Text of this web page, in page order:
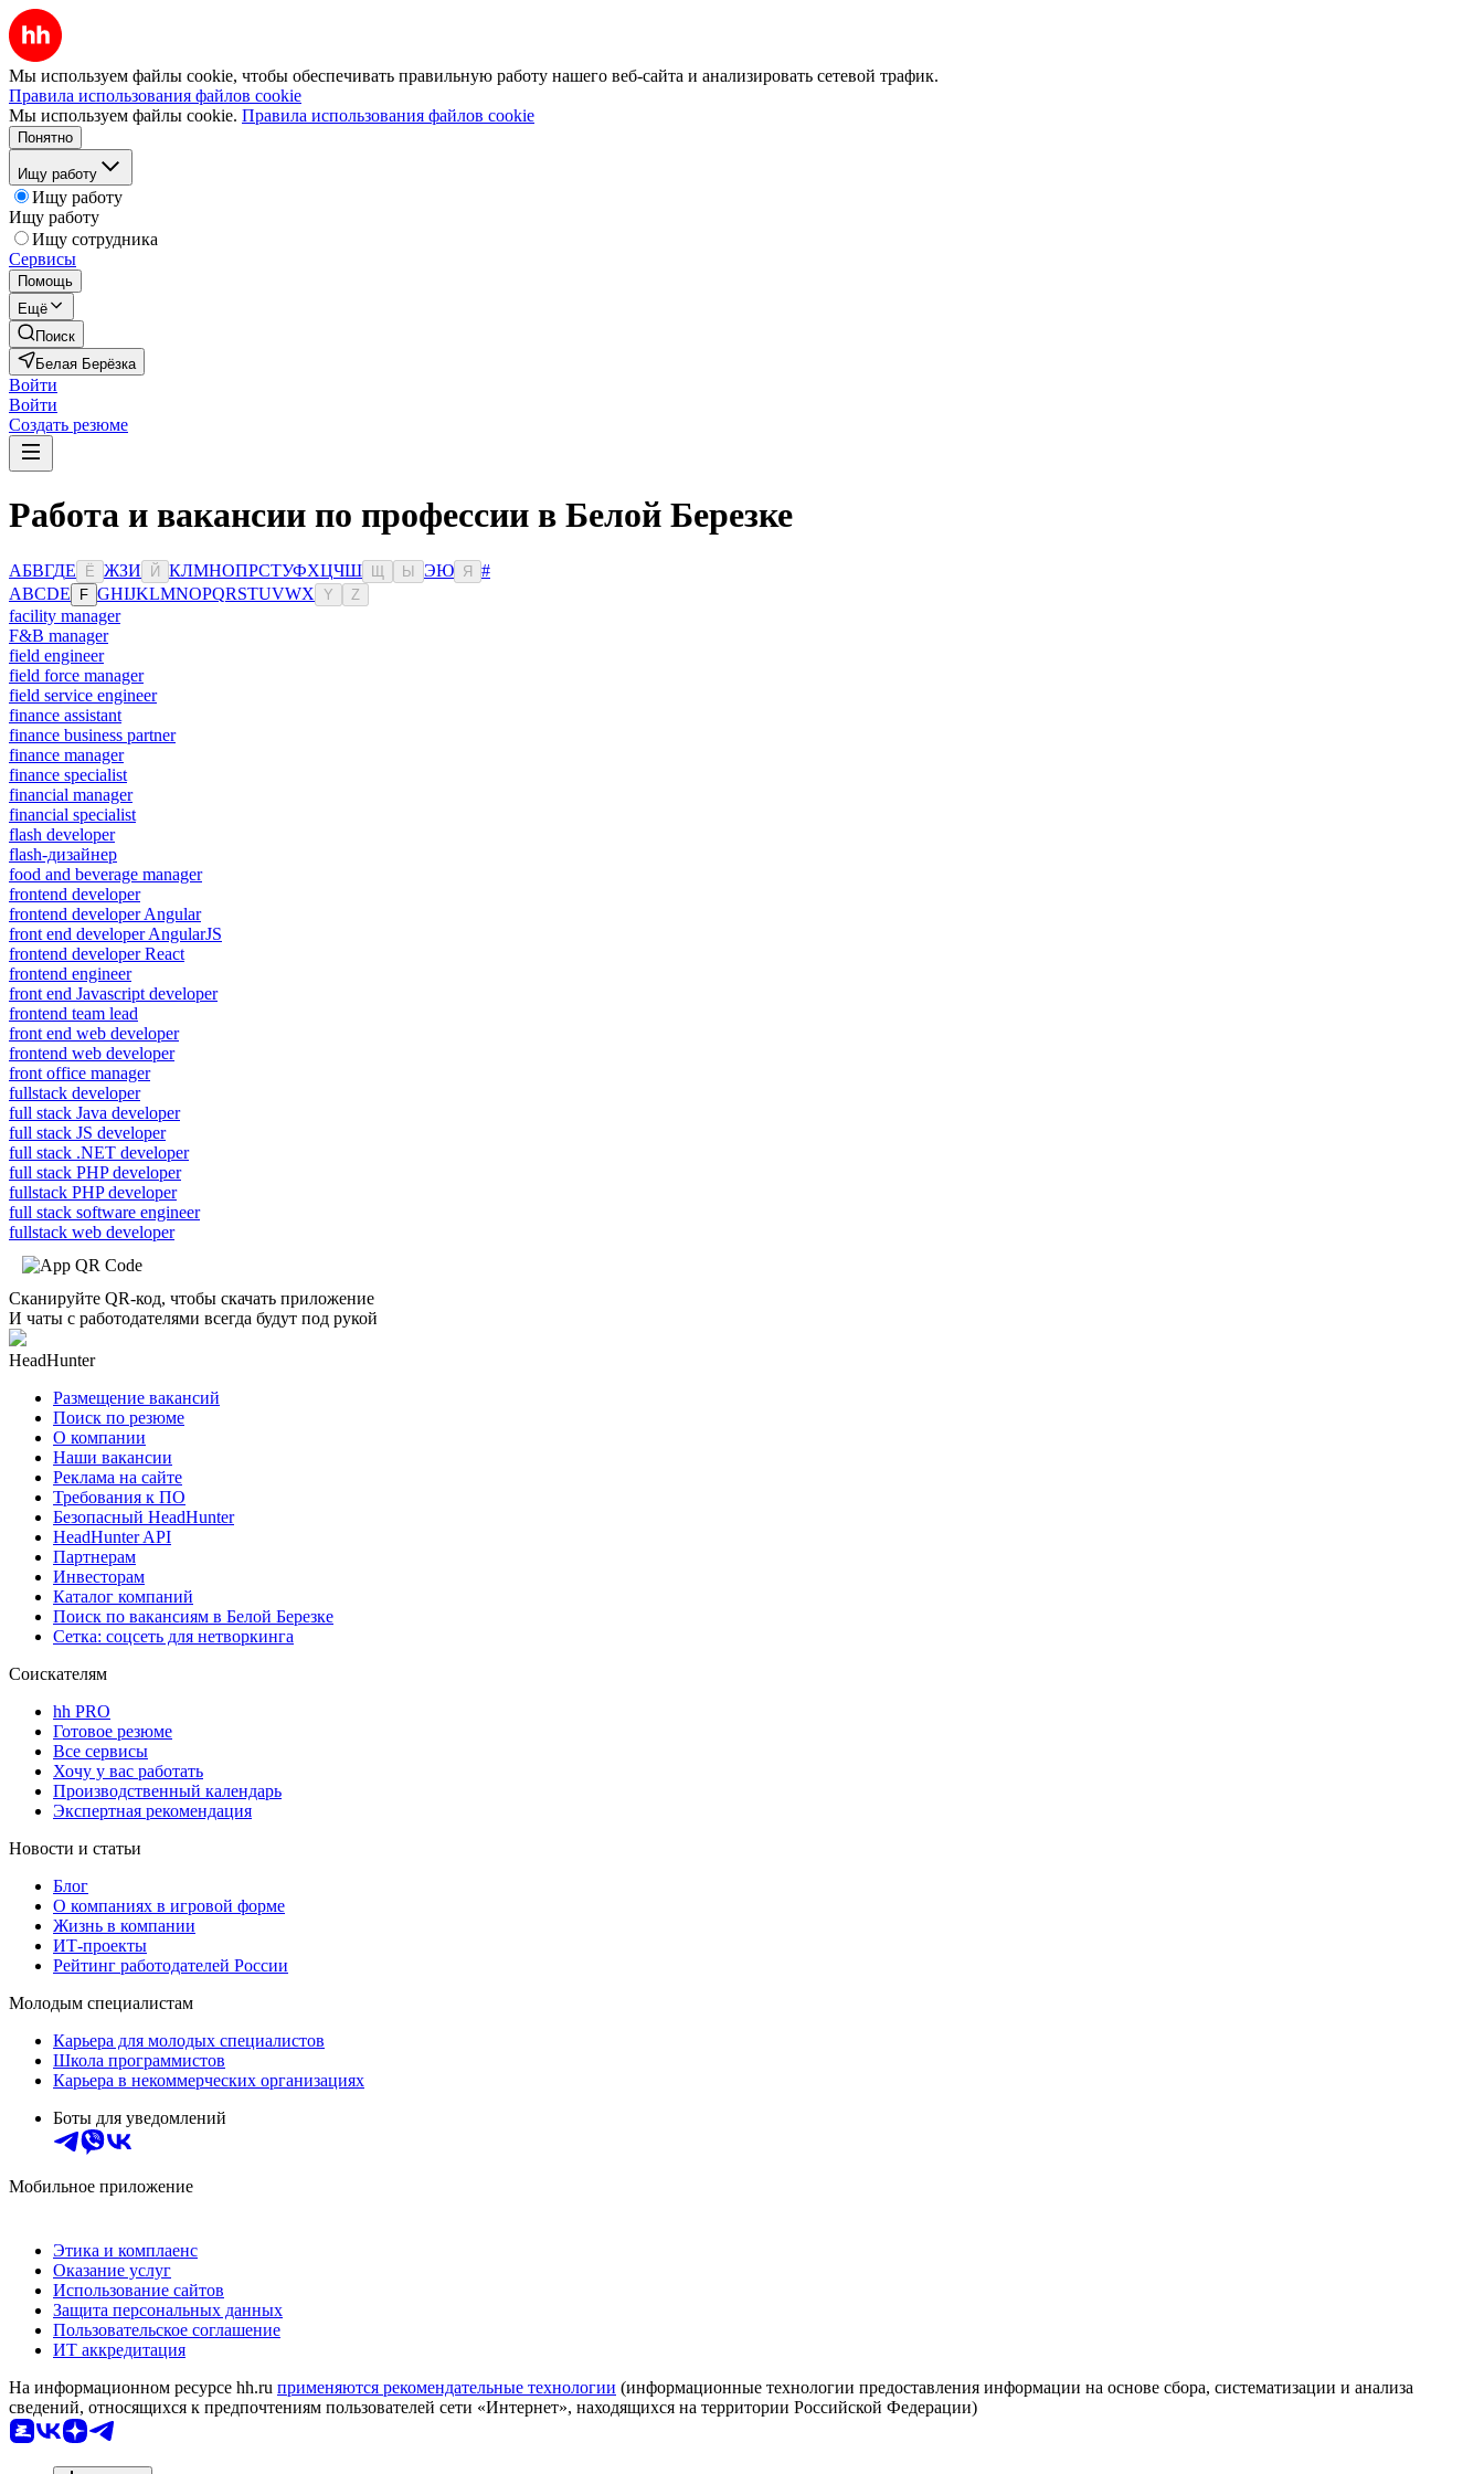
Мы используем файлы cookie, чтобы обеспечивать правильную работу нашего веб-сайта и анализировать сетевой трафик.
Правила использования файлов cookie
Мы используем файлы cookie. Правила использования файлов cookie
Понятно
Ищу работу
Ищу работу
Ищу работу
Ищу сотрудника
Сервисы
Помощь
Ещё
Поиск
Белая Берёзка
Войти
Войти
Создать резюме
Работа и вакансии по профессии в Белой Березке
АБВГДЕ Ё ЖЗИ Й КЛМНОПРСТУФХЦЧШ Ы ЭЮ Я
#
ABCDE F GHIJKLMNOPQRSTUVWX Y Z
facility manager
F&B manager
field engineer
field force manager
field service engineer
finance assistant
finance business partner
finance manager
finance specialist
financial manager
financial specialist
flash developer
flash-дизайнер
food and beverage manager
frontend developer
frontend developer Angular
front end developer AngularJS
frontend developer React
frontend engineer
front end Javascript developer
frontend team lead
front end web developer
frontend web developer
front office manager
fullstack developer
full stack Java developer
full stack JS developer
full stack .NET developer
full stack PHP developer
fullstack PHP developer
full stack software engineer
fullstack web developer
Сканируйте QR-код, чтобы скачать приложение
И чаты с работодателями всегда будут под рукой
HeadHunter
Размещение вакансий
Поиск по резюме
О компании
Наши вакансии
Реклама на сайте
Требования к ПО
Безопасный HeadHunter
HeadHunter API
Партнерам
Инвесторам
Каталог компаний
Поиск по вакансиям в Белой Березке
Сетка: соцсеть для нетворкинга
Соискателям
hh PRO
Готовое резюме
Все сервисы
Хочу у вас работать
Производственный календарь
Экспертная рекомендация
Новости и статьи
Блог
О компаниях в игровой форме
Жизнь в компании
ИТ-проекты
Рейтинг работодателей России
Молодым специалистам
Карьера для молодых специалистов
Школа программистов
Карьера в некоммерческих организациях
Боты для уведомлений
Мобильное приложение
Этика и комплаенс
Оказание услуг
Использование сайтов
Защита персональных данных
Пользовательское соглашение
ИТ аккредитация
На информационном ресурсе hh.ru применяются рекомендательные технологии (информационные технологии предоставления информации на основе сбора, систематизации и анализа
сведений, относящихся к предпочтениям пользователей сети «Интернет», находящихся на территории Российской Федерации)